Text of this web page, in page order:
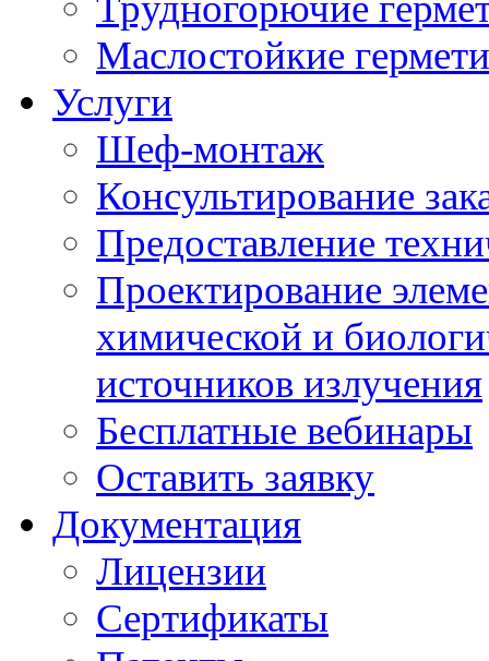
Маслостойкие
Услуги
Шеф-монтаж
Консультирование
Предоставление
Проектирование
химической и
источников излучения
Бесплатные вебинары
Оставить заявку
Документация
Лицензии
Сертификаты